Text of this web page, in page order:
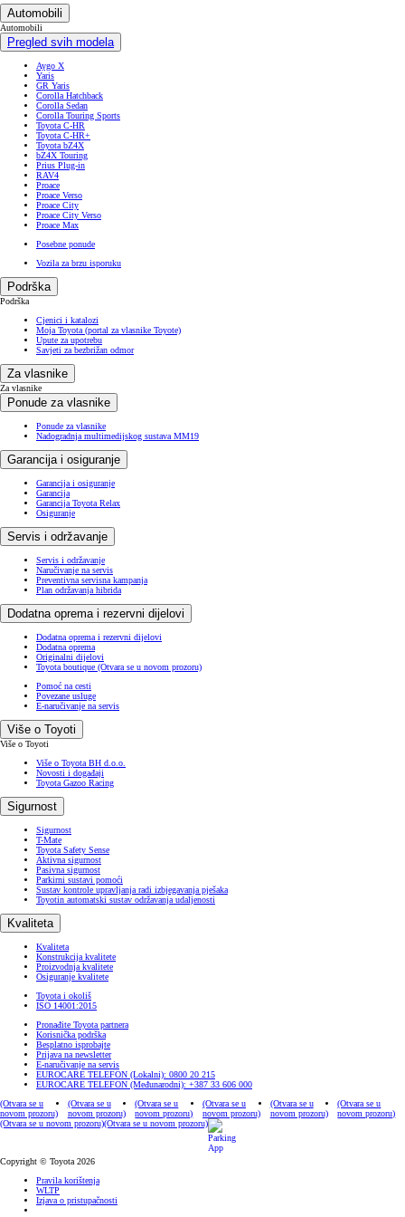
Automobili
Automobili
Pregled svih modela
Aygo X
Yaris
GR Yaris
Corolla Hatchback
Corolla Sedan
Corolla Touring Sports
Toyota C-HR
Toyota C-HR+
Toyota bZ4X
bZ4X Touring
Prius Plug-in
RAV4
Proace
Proace Verso
Proace City
Proace City Verso
Proace Max
Posebne ponude
Vozila za brzu isporuku
Podrška
Podrška
Cjenici i katalozi
Moja Toyota (portal za vlasnike Toyote)
Upute za upotrebu
Savjeti za bezbrižan odmor
Za vlasnike
Za vlasnike
Ponude za vlasnike
Ponude za vlasnike
Nadogradnja multimedijskog sustava MM19
Garancija i osiguranje
Garancija i osiguranje
Garancija
Garancija Toyota Relax
Osiguranje
Servis i održavanje
Servis i održavanje
Naručivanje na servis
Preventivna servisna kampanja
Plan održavanja hibrida
Dodatna oprema i rezervni dijelovi
Dodatna oprema i rezervni dijelovi
Dodatna oprema
Originalni dijelovi
Toyota boutique (Otvara se u novom prozoru)
Pomoć na cesti
Povezane usluge
E-naručivanje na servis
Više o Toyoti
Više o Toyoti
Više o Toyota BH d.o.o.
Novosti i događaji
Toyota Gazoo Racing
Sigurnost
Sigurnost
T-Mate
Toyota Safety Sense
Aktivna sigurnost
Pasivna sigurnost
Parkirni sustavi pomoći
Sustav kontrole upravljanja radi izbjegavanja pješaka
Toyotin automatski sustav održavanja udaljenosti
Kvaliteta
Kvaliteta
Konstrukcija kvalitete
Proizvodnja kvalitete
Osiguranje kvalitete
Toyota i okoliš
ISO 14001:2015
Pronađite Toyota partnera
Korisnička podrška
Besplatno isprobajte
Prijava na newsletter
E-naručivanje na servis
EUROCARE TELEFON (Lokalni): 0800 20 215
EUROCARE TELEFON (Međunarodni): +387 33 606 000
(Otvara se u
novom prozoru)
(Otvara se u
novom prozoru)
(Otvara se u
novom prozoru)
(Otvara se u
novom prozoru)
(Otvara se u
novom prozoru)
(Otvara se u
novom prozoru)
(Otvara se u novom prozoru)(Otvara se u novom prozoru)
Copyright © Toyota 2026
Pravila korištenja
WLTP
Izjava o pristupačnosti